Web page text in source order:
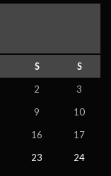
S
S
2
3
9
10
16
17
23
24